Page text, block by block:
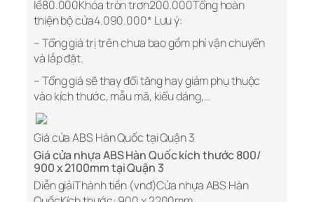
lề80.000Khóa tròn trơn200.000Tổng hoàn
thiện bộ cửa4.090.000* Lưu ý:
– Tổng giá trị trên chưa bao gồm phí vận chuyển
và lắp đặt.
– Tổng giá sẽ thay đổi tăng hay giảm phụ thuộc
vào kích thước, mẫu mã, kiểu dáng,…
Giá cửa ABS Hàn Quốc tại Quận 3
Giá cửa nhựa ABS Hàn Quốc kích thước 800/
900 x 2100mm tại Quận 3
Diễn giảiThành tiền (vnđ)Cửa nhựa ABS Hàn